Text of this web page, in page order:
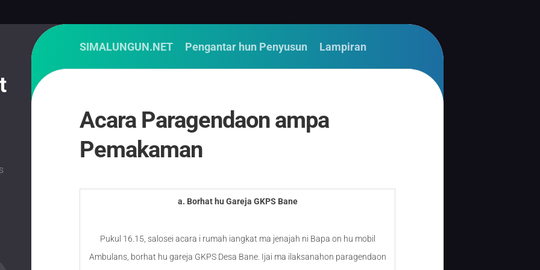
SIMALUNGUN.NET Pengantar hun Penyusun Lampiran
Acara Paragendaon ampa
Pemakaman
a. Borhat hu Gareja GKPS Bane
Pukul 16.15, salosei acara i rumah iangkat ma jenajah ni Bapa on hu mobil
Ambulans, borhat hu gareja GKPS Desa Bane. Ijai ma ilaksanahon paragendaon